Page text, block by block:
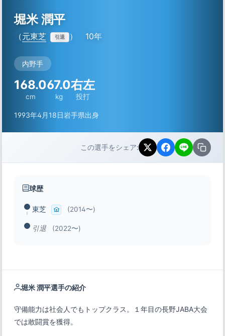
堀米 潤平
（元東芝 引退 ） 10年
内野手
168.0
cm
67.0
kg
右左
投打
1993年4月18日岩手県出身
この選手をシェア:
球歴
東芝 (2014〜)
引退 (2022〜)
堀米 潤平選手の紹介
守備能力は社会人でもトップクラス。１年目の長野JABA大会
では敢闘賞を獲得。